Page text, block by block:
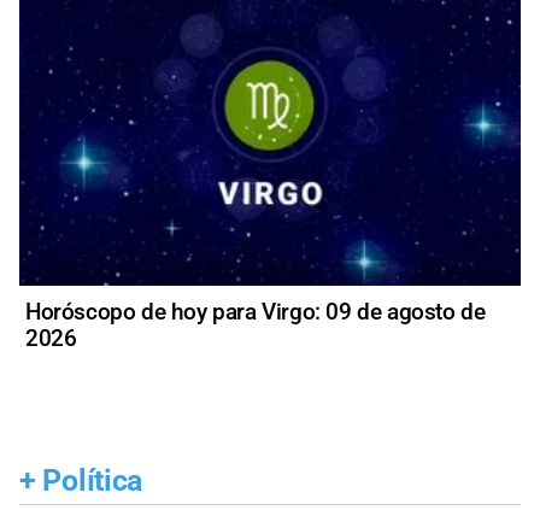
Horóscopo de hoy para Virgo: 09 de agosto de
2026
+ Política